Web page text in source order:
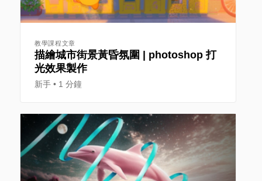
教學課程文章
描繪城市街景黃昏氛圍 | photoshop 打
光效果製作
新手 1 分鐘